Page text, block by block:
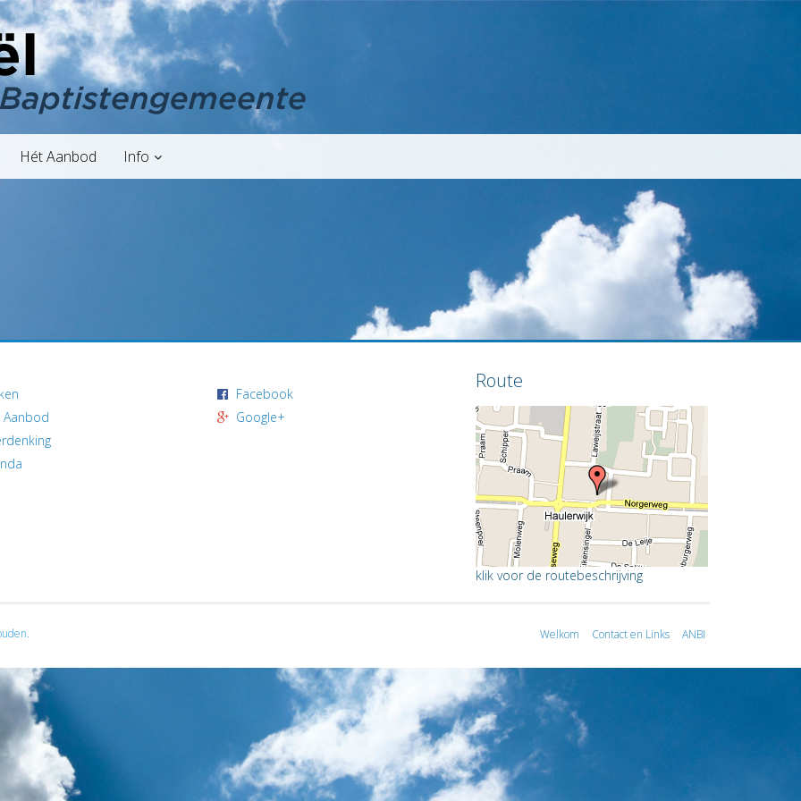
Hét Aanbod Info
Aanbod
Facebook
Google+
Route
klik voor de routebeschrijving
Welkom Contact en Links ANBI